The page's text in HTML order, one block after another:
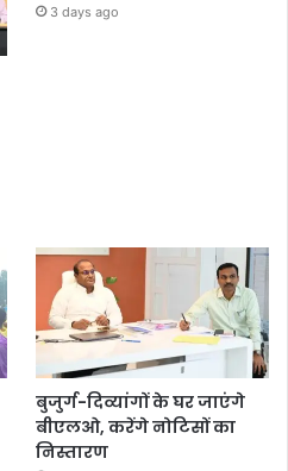
3 days ago
बुजुर्ग-दिव्यांगों के घर जाएंगे
बीएलओ, करेंगे नोटिसों का
निस्तारण